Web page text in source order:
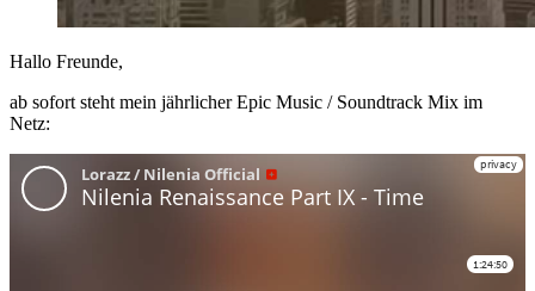
Hallo Freunde,
ab sofort steht mein jährlicher Epic Music / Soundtrack Mix im
Netz: